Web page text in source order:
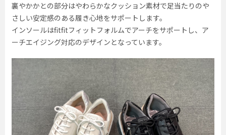
裏やかかとの部分はやわらかなクッション素材で足当たりのや
さしい安定感のある履き心地をサポートします。
インソールはfitfitフィットフォルムでアーチをサポートし、ア
ーチエイジング対応のデザインとなっています。